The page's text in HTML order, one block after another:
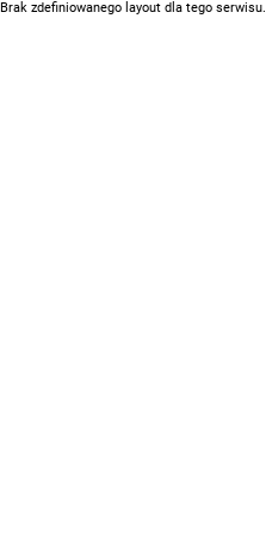
Brak zdefiniowanego layout dla tego serwisu.